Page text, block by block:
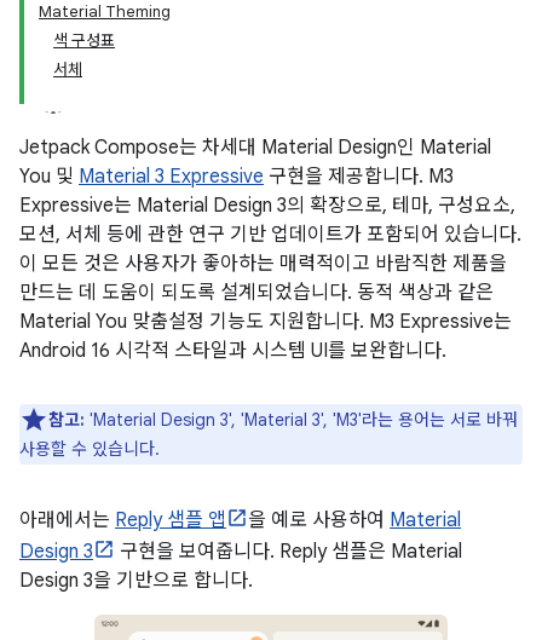
Material Theming
색 구성표
서체
Jetpack Compose는 차세대 Material Design인 Material
You 및 Material 3 Expressive 구현을 제공합니다. M3
Expressive는 Material Design 3의 확장으로, 테마, 구성요소,
모션, 서체 등에 관한 연구 기반 업데이트가 포함되어 있습니다.
이 모든 것은 사용자가 좋아하는 매력적이고 바람직한 제품을
만드는 데 도움이 되도록 설계되었습니다. 동적 색상과 같은
Material You 맞춤설정 기능도 지원합니다. M3 Expressive는
Android 16 시각적 스타일과 시스템 UI를 보완합니다.
참고: 'Material Design 3', 'Material 3', 'M3'라는 용어는 서로 바꿔
사용할 수 있습니다.
아래에서는 Reply 샘플 앱 을 예로 사용하여 Material
Design 3
구현을 보여줍니다. Reply 샘플은 Material
Design 3을 기반으로 합니다.